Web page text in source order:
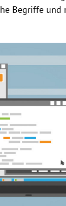
Begriffe